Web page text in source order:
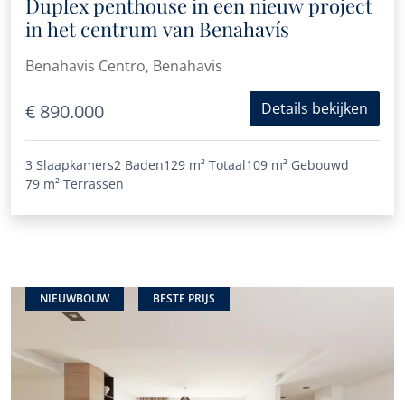
Duplex penthouse in een nieuw project
in het centrum van Benahavís
Benahavis Centro, Benahavis
€ 890.000 Details bekijken
3 Slaapkamers2 Baden129 m² Totaal109 m² Gebouwd
79 m² Terrassen
NIEUWBOUW BESTE PRIJS